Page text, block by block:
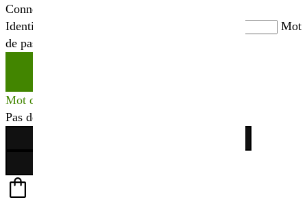
Connexion
Identifiant ou adresse mail
Mot
de passe
Mot de passe perdu ?
Pas de compte ?